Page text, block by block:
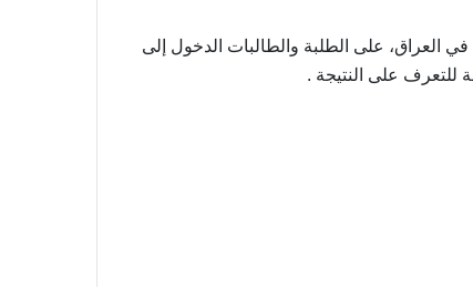
وعن طريقة الإستعلام عن نتائج الثالث الإبتدائي الدور الأول 2024 في العراق، على الطلبة والطالبات الدخول إلى
للتعرف على النتيجة .